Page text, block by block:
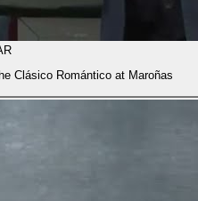
Clásico Romántico at Maroñas